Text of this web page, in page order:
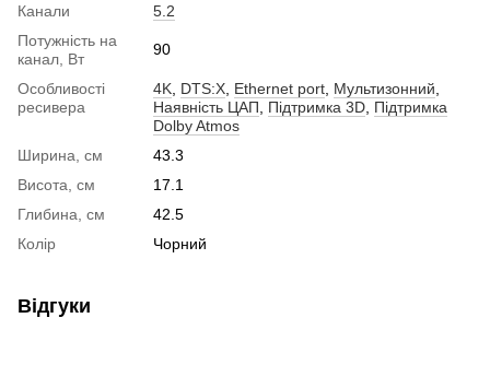
Канали
5.2
Потужність на
канал, Вт
90
Особливості
ресивера
4K DTS:X Ethernet port Мультизонний
Наявність ЦАП
Підтримка 3D Підтримка
Dolby Atmos
Ширина, см
43.3
Висота, см
17.1
Глибина, см
42.5
Колір
Чорний
Відгуки